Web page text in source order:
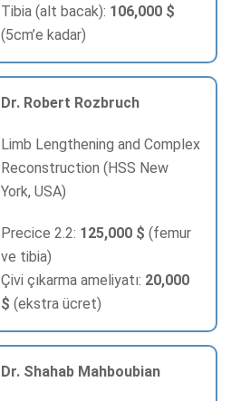
Tibia (alt bacak): 106,000 $
(5cm’e kadar)
Dr. Robert Rozbruch
Limb Lengthening and Complex
Reconstruction (HSS New
York, USA)
Precice 2.2: 125,000 $ (femur
ve tibia)
Çivi çıkarma ameliyatı: 20,000
$ (ekstra ücret)
Dr. Shahab Mahboubian